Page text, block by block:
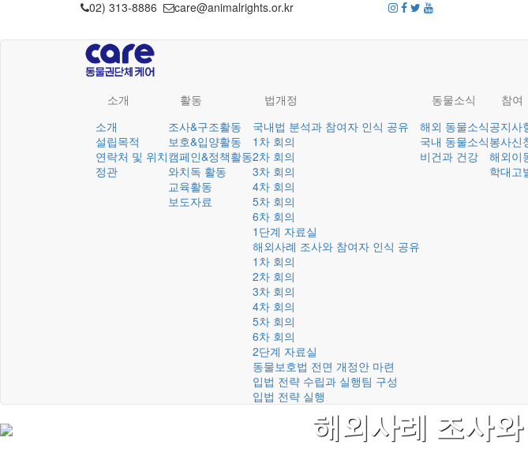
02) 313-8886 care@animalrights.or.kr
소개
소개
설립목적
연락처 및 위치
정관
활동
조사&구조활동
보호&입양활동
캠페인&정책활동
와치독 활동
교육활동
보도자료
법개정
국내법 분석과 참여자 인식 공유
1차 회의
2차 회의
3차 회의
4차 회의
5차 회의
6차 회의
1단계 자료실
해외사례 조사와 참여자 인식 공유
1차 회의
2차 회의
3차 회의
4차 회의
5차 회의
6차 회의
2단계 자료실
동물보호법 전면 개정안 마련
입법 전략 수립과 실행팀 구성
입법 전략 실행
동물소식
해외 동물소식
국내 동물소식
비건과 건강
참여
공지사
봉사신
해외이
학대고
해외사례 조사